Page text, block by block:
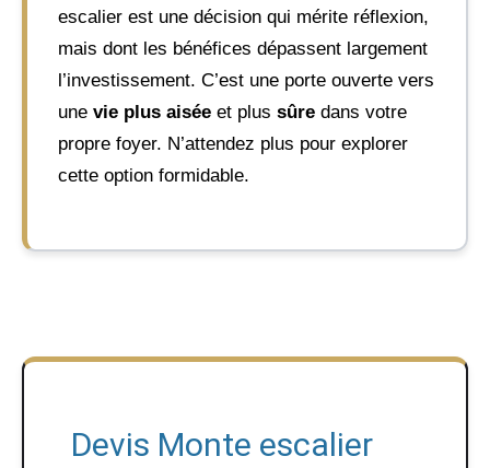
escalier est une décision qui mérite réflexion,
mais dont les bénéfices dépassent largement
l’investissement. C’est une porte ouverte vers
une vie plus aisée et plus sûre dans votre
propre foyer. N’attendez plus pour explorer
cette option formidable.
Devis Monte escalier